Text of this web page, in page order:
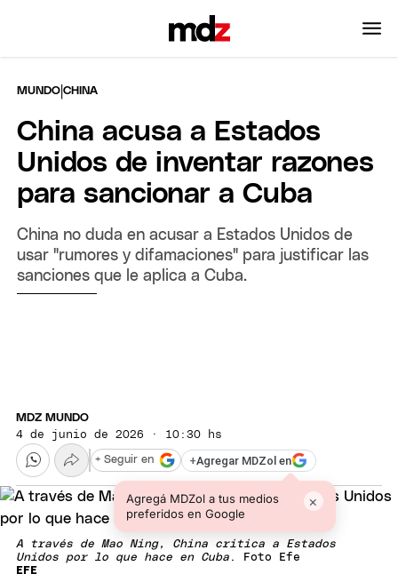
MUNDO |CHINA
China acusa a Estados
Unidos de inventar razones
para sancionar a Cuba
China no duda en acusar a Estados Unidos de
usar "rumores y difamaciones" para justificar las
sanciones que le aplica a Cuba.
MDZ MUNDO
4 de junio de 2026 · 10:30 hs
+Agregar MDZol en
Agregá MDZol a tus medios
preferidos en Google
×
+ Seguir en
A través de Mao Ning, China critica a Estados
Unidos por lo que hace en Cuba . Foto Efe
EFE